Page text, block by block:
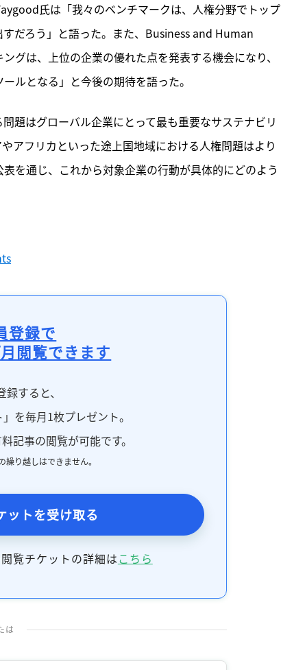
氏は「我々のベンチマークは、人権分野でトップ
だろう」と語った。また、Business and Human
は、上位の企業の優れた点を発表する機会になり、
ルとなる」と今後の期待を語った。
題はグローバル企業にとって最も重要なサステナビリ
アフリカといった途上国地域における人権問題はより
を通じ、これから対象企業の行動が具体的にどのよう
登録で
閲覧できます
すると、
を毎月1枚プレゼント。
記事の閲覧が可能です。
り越しはできません。
ットを受け取る
覧チケットの詳細はこちら
は
ログインが必要です
ログイン 会員登録